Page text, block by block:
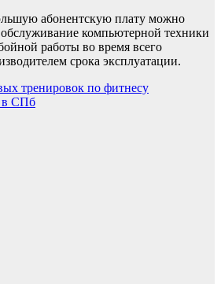
абонентскую плату можно
компьютерной техники
работы во время всего
срока эксплуатации.
тренировок по фитнесу
в СПб